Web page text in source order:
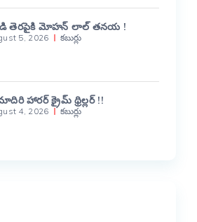
తెరపైకి మోహన్ లాల్ తనయ !
5, 2026 కబుర్లు
హారర్ క్రైమ్ థ్రిల్లర్ !!
4, 2026 కబుర్లు